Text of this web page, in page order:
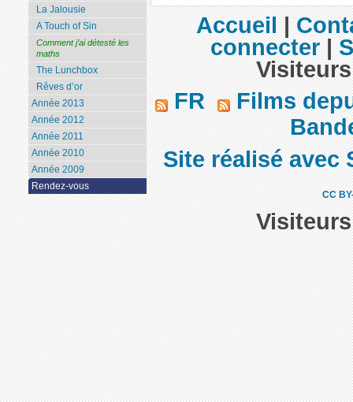
La Jalousie
A Touch of Sin
Comment j’ai détesté les
maths
The Lunchbox
Rêves d’or
Année 2013
Année 2012
Année 2011
Année 2010
Année 2009
Rendez-vous
Accueil|
connecter|
FR
Films
Site réalisé avec
CC